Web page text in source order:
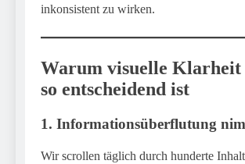
inkonsistent zu wirken.
Warum visuelle Klarheit
so entscheidend ist
1. Informationsüberflutung
Wir scrollen täglich durch hunderte